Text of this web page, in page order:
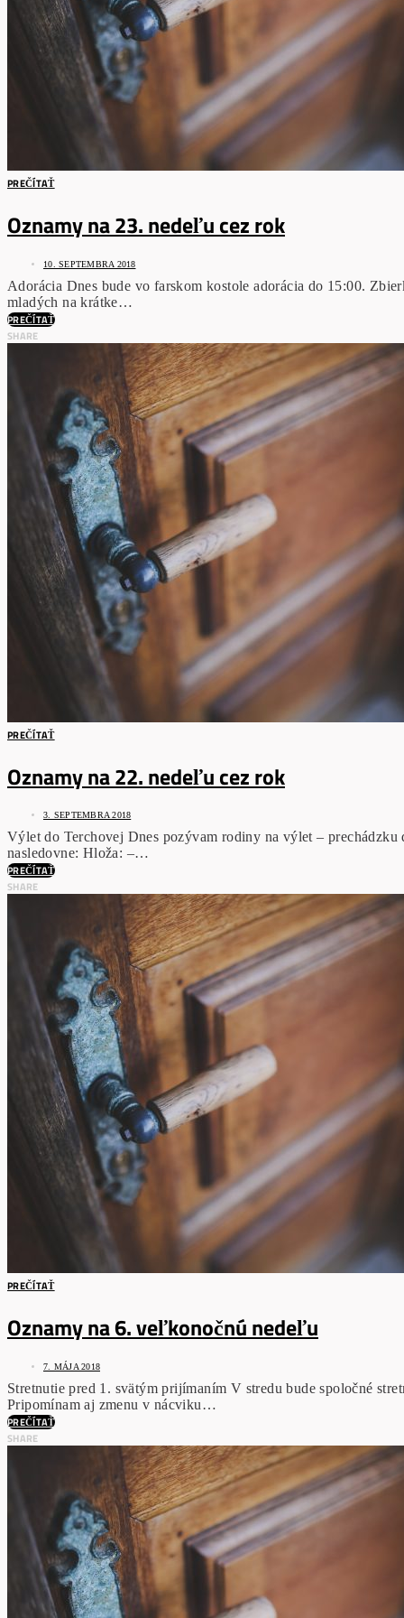
PREČÍTAŤ
Oznamy na 23. nedeľu cez rok
10. SEPTEMBRA 2018
Adorácia Dnes bude vo farskom kostole adorácia do 15:00.
mladých na krátke…
PREČÍTAŤ
SHARE
PREČÍTAŤ
Oznamy na 22. nedeľu cez rok
3. SEPTEMBRA 2018
Výlet do Terchovej Dnes pozývam rodiny na výlet –
nasledovne: Hloža: –…
PREČÍTAŤ
SHARE
PREČÍTAŤ
Oznamy na 6. veľkonočnú nedeľu
7. MÁJA 2018
Stretnutie pred 1. svätým prijímaním V stredu bude spoločné
Pripomínam aj zmenu v nácviku…
PREČÍTAŤ
SHARE